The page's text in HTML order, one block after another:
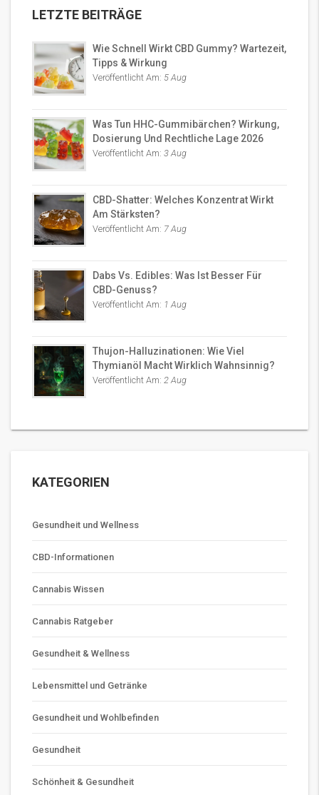
LETZTE BEITRÄGE
Wie Schnell Wirkt CBD Gummy? Wartezeit,
Tipps & Wirkung
Veröffentlicht Am: 5 Aug
Was Tun HHC-Gummibärchen? Wirkung,
Dosierung Und Rechtliche Lage 2026
Veröffentlicht Am: 3 Aug
CBD-Shatter: Welches Konzentrat Wirkt
Am Stärksten?
Veröffentlicht Am: 7 Aug
Dabs Vs. Edibles: Was Ist Besser Für
CBD-Genuss?
Veröffentlicht Am: 1 Aug
Thujon-Halluzinationen: Wie Viel
Thymianöl Macht Wirklich Wahnsinnig?
Veröffentlicht Am: 2 Aug
KATEGORIEN
Gesundheit und Wellness
CBD-Informationen
Cannabis Wissen
Cannabis Ratgeber
Gesundheit & Wellness
Lebensmittel und Getränke
Gesundheit und Wohlbefinden
Gesundheit
Schönheit & Gesundheit